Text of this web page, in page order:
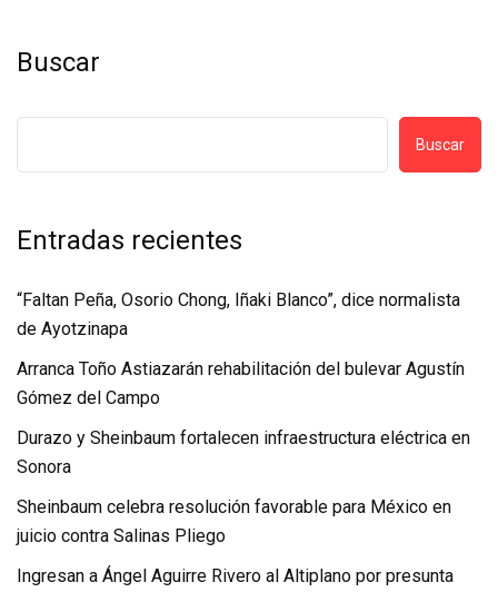
Buscar
Buscar
Entradas recientes
“Faltan Peña, Osorio Chong, Iñaki Blanco”, dice normalista
de Ayotzinapa
Arranca Toño Astiazarán rehabilitación del bulevar Agustín
Gómez del Campo
Durazo y Sheinbaum fortalecen infraestructura eléctrica en
Sonora
Sheinbaum celebra resolución favorable para México en
juicio contra Salinas Pliego
Ingresan a Ángel Aguirre Rivero al Altiplano por presunta